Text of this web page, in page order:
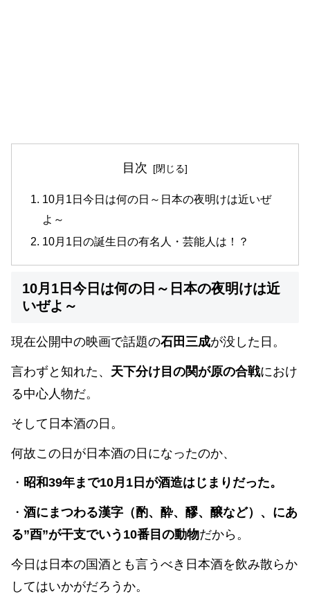
目次
10月1日今日は何の日～日本の夜明けは近いぜ
よ～
10月1日の誕生日の有名人・芸能人は！？
10月1日今日は何の日～日本の夜明けは近
いぜよ～
現在公開中の映画で話題の石田三成が没した日。
言わずと知れた、 天下分け目の関が原の合戦におけ
る中心人物だ。
そして日本酒の日。
何故この日が日本酒の日になったのか、
・ 昭和39年まで10月1日が酒造はじまりだった。
・ 酒にまつわる漢字（酌、酔、醪、醸など）、にあ
る”酉”が干支でいう10番目の動物だから。
今日は日本の国酒とも言うべき日本酒を飲み散らか
してはいかがだろうか。